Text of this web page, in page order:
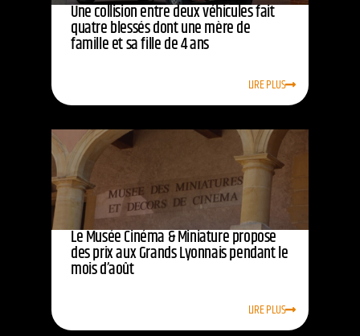
Une collision entre deux véhicules fait
quatre blessés dont une mère de
famille et sa fille de 4 ans
LIRE PLUS
Le Musée Cinéma & Miniature propose
des prix aux Grands Lyonnais pendant le
mois d’août
LIRE PLUS